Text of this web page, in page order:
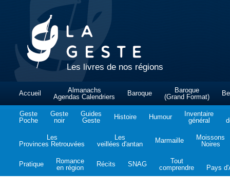
Les livres de nos régions
Accueil
Almanachs
Agendas Calendriers
Baroque
Baroque
(Grand Format)
Geste
Poche
Geste
noir
Guides
Geste
Histoire Humour
Inventaire
général
Les
Provinces Retrouvées
Les
veillées d'antan
Marmaille
Moissons
Noires
Pratique
Romance
en région
Récits SNAG
Tout
comprendre
Pays